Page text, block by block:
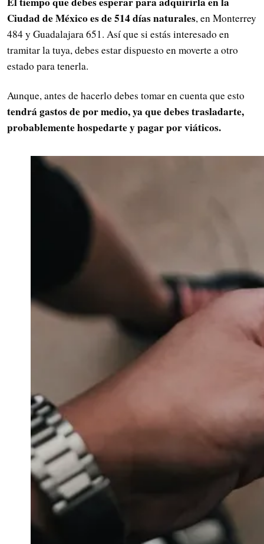
Ciudad de México es de 514 días naturales, en Monterrey
484 y Guadalajara 651. Así que si estás interesado en
tramitar la tuya, debes estar dispuesto en moverte a otro
estado para tenerla.
Aunque, antes de hacerlo debes tomar en cuenta que esto
tendrá gastos de por medio, ya que debes trasladarte,
probablemente hospedarte y pagar por viáticos.